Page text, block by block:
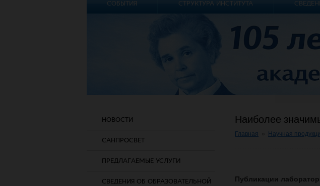
НОВОСТИ
САНПРОСВЕТ
ПРЕДЛАГАЕМЫЕ УСЛУГИ
СВЕДЕНИЯ ОБ ОБРАЗОВАТЕЛЬНОЙ
Наиболее
Главная Научная
Публикации
СОБЫТИЯ СТРУКТУРА ИНСТИТУТА